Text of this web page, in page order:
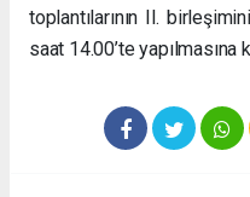
toplantılarının II.
saat 14.00’te yapılmasına